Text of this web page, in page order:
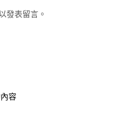
發表留言。
容